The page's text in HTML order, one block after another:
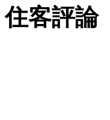
住客評論